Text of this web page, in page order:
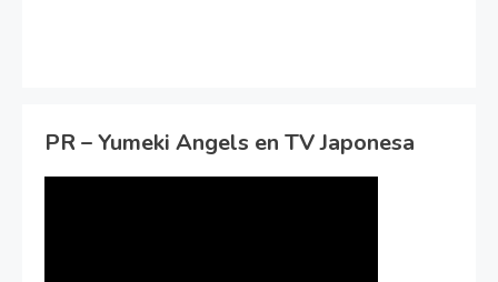
PR – Yumeki Angels en TV Japonesa